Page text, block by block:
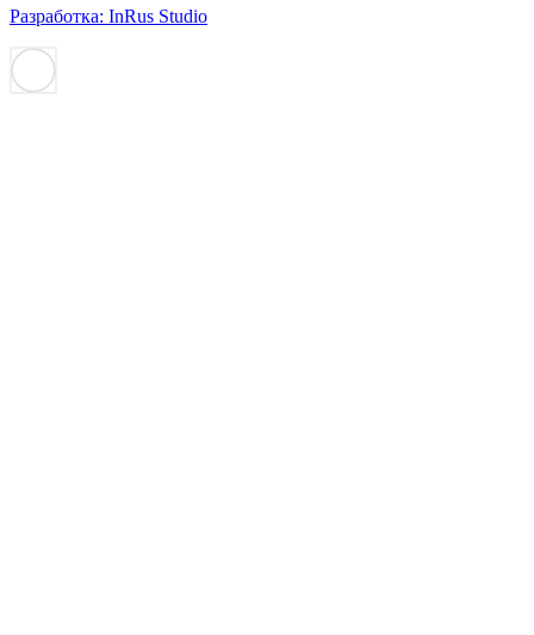
Разработка: InRus Studio